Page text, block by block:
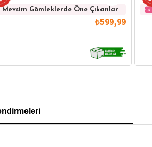
Mevsim Gömleklerde Öne Çıkanlar
₺599,99